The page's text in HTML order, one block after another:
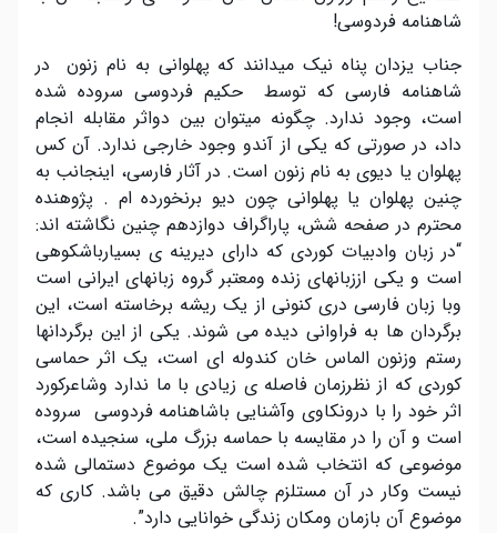
شاهنامه فردوسی!
جناب یزدان پناه نیک میدانند که پهلوانی به نام زنون در
شاهنامه فارسی که توسط حکیم فردوسی سروده شده
است، وجود ندارد. چگونه میتوان بین دواثر مقابله انجام
داد، در صورتی که یکی از آندو وجود خارجی ندارد. آن کس
پهلوان یا دیوی به نام زنون است. در آثار فارسی، اینجانب به
چنین پهلوان یا پهلوانی چون دیو برنخورده ام . پژوهنده
محترم در صفحه شش، پاراگراف دوازدهم چنین نگاشته اند:
“در زبان وادبیات کوردی که دارای دیرینه ی بسیارباشکوهی
است و یکی اززبانهای زنده ومعتبر گروه زبانهای ایرانی است
وبا زبان فارسی دری کنونی از یک ریشه برخاسته است، این
برگردان ها به فراوانی دیده می شوند. یکی از این برگردانها
رستم وزنون الماس خان کندوله ای است، یک اثر حماسی
کوردی که از نظرزمان فاصله ی زیادی با ما ندارد وشاعرکورد
اثر خود را با درونکاوی وآشنایی باشاهنامه فردوسی سروده
است و آن را در مقایسه با حماسه بزرگ ملی، سنجیده است،
موضوعی که انتخاب شده است یک موضوع دستمالی شده
نیست وکار در آن مستلزم چالش دقیق می باشد. کاری که
موضوع آن بازمان ومکان زندگی خوانایی دارد”.